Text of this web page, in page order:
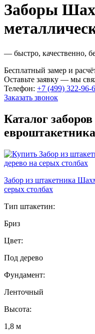
Заборы
— быстро, качественно,
Бесплатный замер и
Оставьте заявку — мы
Телефон: +7 (499) 322-96-
Заказать звонок
Каталог
евроштакетника
Забор из штакетника
серых столбах
Тип штакетин:
Бриз
Цвет:
Под дерево
Фундамент:
Ленточный
Высота:
1,8 м